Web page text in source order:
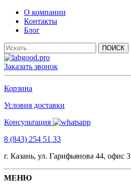
О компании
Контакты
Блог
Заказать звонок
Корзина
Условия доставки
Консультация
8 (843) 254 51 33
г. Казань, ул. Гарифьянова 44, офис 3
МЕНЮ